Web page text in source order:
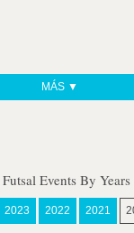
MÁS ▼
Events By Years
2023 2022 2021